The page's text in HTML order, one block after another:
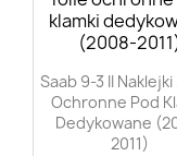
Saab 9-3 II Naklejki
Ochronne Pod
Dedykowane
2011)